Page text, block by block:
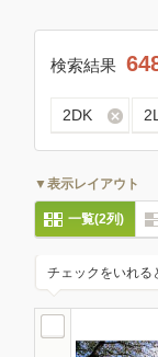
検索結果
2DK
▼表示レイアウト
一覧(2列)
チェックをいれる